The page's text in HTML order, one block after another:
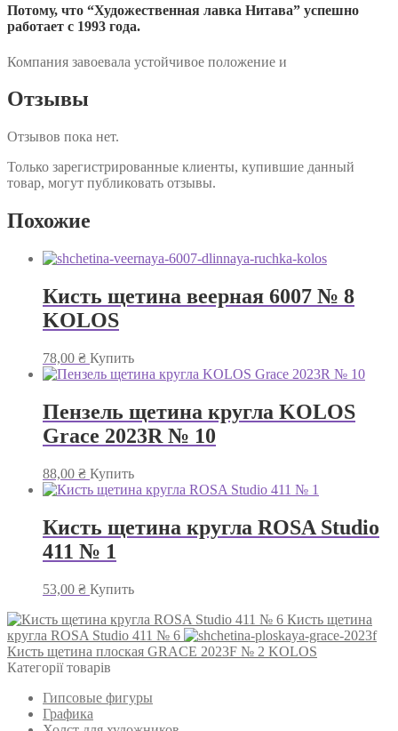
Потому, что “Художественная лавка Нитава” успешно
работает с 1993 года.
Компания завоевала устойчивое положение и
Отзывы
Отзывов пока нет.
Только зарегистрированные клиенты, купившие данный
товар, могут публиковать отзывы.
Похожие
Кисть щетина веерная 6007 № 8
KOLOS
78,00 ₴ Купить
Пензель щетина кругла KOLOS
Grace 2023R № 10
88,00 ₴ Купить
Кисть щетина кругла ROSA Studio
411 № 1
53,00 ₴ Купить
Кисть щетина
кругла ROSA Studio 411 № 6
Кисть щетина плоская GRACE 2023F № 2 KOLOS
Категорії товарів
Гипсовые фигуры
Графика